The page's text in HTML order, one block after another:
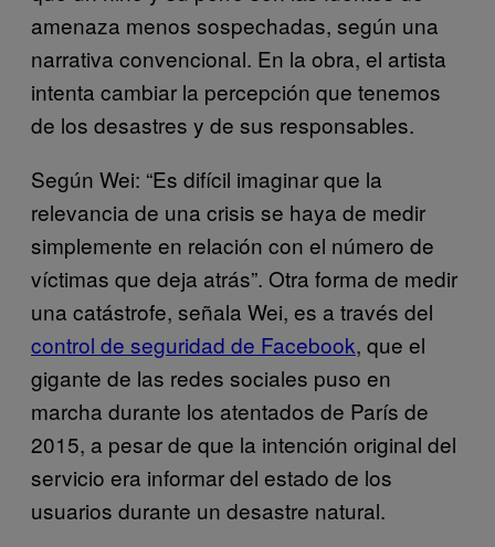
amenaza menos sospechadas, según una
narrativa convencional. En la obra, el artista
intenta cambiar la percepción que tenemos
de los desastres y de sus responsables.
Según Wei: “Es difícil imaginar que la
relevancia de una crisis se haya de medir
simplemente en relación con el número de
víctimas que deja atrás”. Otra forma de medir
una catástrofe, señala Wei, es a través del
control de seguridad de Facebook, que el
gigante de las redes sociales puso en
marcha durante los atentados de París de
2015, a pesar de que la intención original del
servicio era informar del estado de los
usuarios durante un desastre natural.